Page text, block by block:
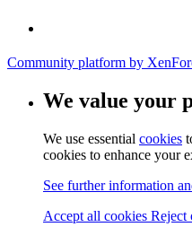
Community platform by
We value your
We use essential cookies
cookies to enhance your
See further information
Accept all cookies Reject